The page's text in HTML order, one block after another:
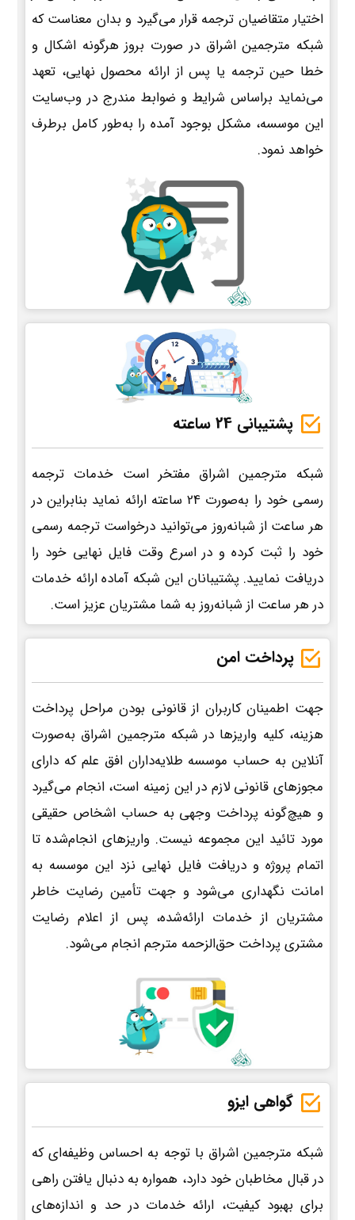
اختیار متقاضیان ترجمه قرار می‌گیرد و بدان معناست که
شبکه مترجمین اشراق در صورت بروز هرگونه اشکال و
خطا حین ترجمه یا پس از ارائه محصول نهایی، تعهد
می‌نماید براساس شرایط و ضوابط مندرج در وب‌سایت
این موسسه، مشکل بوجود آمده را به‌طور کامل برطرف
خواهد نمود.
پشتیبانی 24 ساعته
شبکه مترجمین اشراق مفتخر است خدمات ترجمه
رسمی خود را به‌صورت 24 ساعته ارائه نماید بنابراین در
هر ساعت از شبانه‌روز می‌توانید درخواست ترجمه رسمی
خود را ثبت کرده و در اسرع وقت فایل نهایی خود را
دریافت نمایید. پشتیبانان این شبکه آماده ارائه خدمات
در هر ساعت از شبانه‌روز به شما مشتریان عزیز است.
پرداخت امن
جهت اطمینان کاربران از قانونی بودن مراحل پرداخت
هزینه، کلیه واریزها در شبکه مترجمین اشراق به‌صورت
آنلاین به حساب موسسه طلایه‌داران افق علم که دارای
مجوزهای قانونی لازم در این زمینه است، انجام می‌گیرد
و هیچ‌گونه پرداخت وجهی به حساب اشخاص حقیقی
مورد تائید این مجموعه نیست. واریزهای انجام‌شده تا
اتمام پروژه و دریافت فایل نهایی نزد این موسسه به
امانت نگهداری می‌شود و جهت تأمین رضایت خاطر
مشتریان از خدمات ارائه‌شده، پس از اعلام رضایت
مشتری پرداخت حق‌الزحمه مترجم انجام می‌شود.
گواهی ایزو
شبکه مترجمین اشراق با توجه به احساس وظیفه‌ای که
در قبال مخاطبان خود دارد، همواره به دنبال یافتن راهی
برای بهبود کیفیت، ارائه خدمات در حد و اندازه‌های